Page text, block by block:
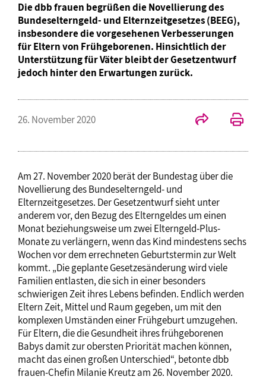
Die dbb frauen begrüßen die Novellierung des
Bundeselterngeld- und Elternzeitgesetzes (BEEG),
insbesondere die vorgesehenen Verbesserungen
für Eltern von Frühgeborenen. Hinsichtlich der
Unterstützung für Väter bleibt der Gesetzentwurf
jedoch hinter den Erwartungen zurück.
26. November 2020
Am 27. November 2020 berät der Bundestag über die
Novellierung des Bundeselterngeld- und
Elternzeitgesetzes. Der Gesetzentwurf sieht unter
anderem vor, den Bezug des Elterngeldes um einen
Monat beziehungsweise um zwei Elterngeld-Plus-
Monate zu verlängern, wenn das Kind mindestens sechs
Wochen vor dem errechneten Geburtstermin zur Welt
kommt. „Die geplante Gesetzesänderung wird viele
Familien entlasten, die sich in einer besonders
schwierigen Zeit ihres Lebens befinden. Endlich werden
Eltern Zeit, Mittel und Raum gegeben, um mit den
komplexen Umständen einer Frühgeburt umzugehen.
Für Eltern, die die Gesundheit ihres frühgeborenen
Babys damit zur obersten Priorität machen können,
macht das einen großen Unterschied“, betonte dbb
frauen-Chefin Milanie Kreutz am 26. November 2020.